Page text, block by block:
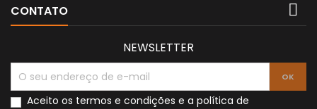
CONTATO 
NEWSLETTER
Aceito os termos e condições e a política de